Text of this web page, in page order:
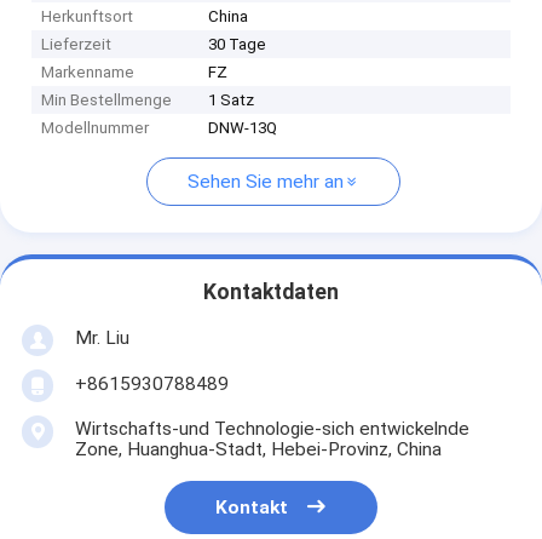
Herkunftsort
China
Lieferzeit
30 Tage
Markenname
FZ
Min Bestellmenge
1 Satz
Modellnummer
DNW-13Q
Sehen Sie mehr an
Kontaktdaten
Mr. Liu
+8615930788489
Wirtschafts-und Technologie-sich entwickelnde
Zone, Huanghua-Stadt, Hebei-Provinz, China
Kontakt